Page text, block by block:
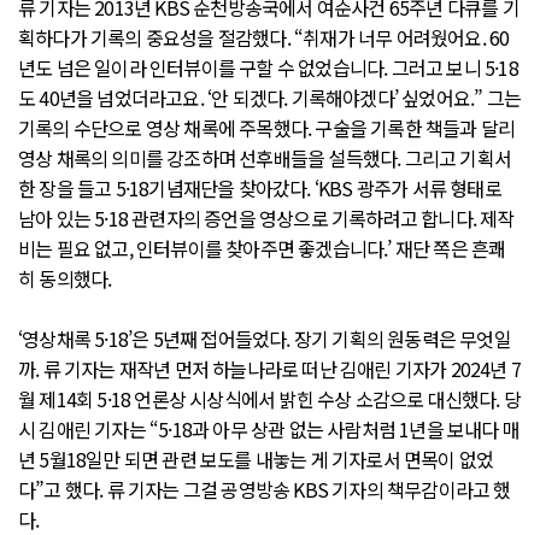
류 기자는 2013년 KBS 순천방송국에서 여순사건 65주년 다큐를 기
획하다가 기록의 중요성을 절감했다. “취재가 너무 어려웠어요. 60
년도 넘은 일이라 인터뷰이를 구할 수 없었습니다. 그러고 보니 5·18
도 40년을 넘었더라고요. ‘안 되겠다. 기록해야겠다’ 싶었어요.” 그는
기록의 수단으로 영상 채록에 주목했다. 구술을 기록한 책들과 달리
영상 채록의 의미를 강조하며 선후배들을 설득했다. 그리고 기획서
한 장을 들고 5·18기념재단을 찾아갔다. ‘KBS 광주가 서류 형태로
남아 있는 5·18 관련자의 증언을 영상으로 기록하려고 합니다. 제작
비는 필요 없고, 인터뷰이를 찾아주면 좋겠습니다.’ 재단 쪽은 흔쾌
히 동의했다.
‘영상채록 5·18’은 5년째 접어들었다. 장기 기획의 원동력은 무엇일
까. 류 기자는 재작년 먼저 하늘나라로 떠난 김애린 기자가 2024년 7
월 제14회 5·18 언론상 시상식에서 밝힌 수상 소감으로 대신했다. 당
시 김애린 기자는 “5·18과 아무 상관 없는 사람처럼 1년을 보내다 매
년 5월18일만 되면 관련 보도를 내놓는 게 기자로서 면목이 없었
다”고 했다. 류 기자는 그걸 공영방송 KBS 기자의 책무감이라고 했
다.